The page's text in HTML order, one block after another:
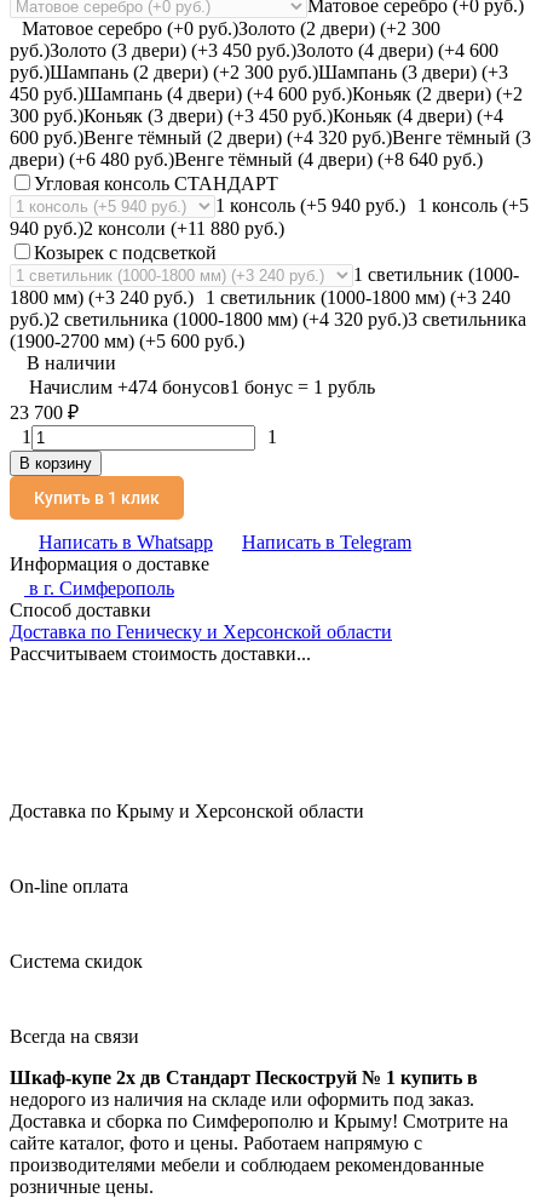
Матовое серебро (+0 руб.)
Матовое серебро (+0 руб.)Золото (2 двери) (+2 300
руб.)Золото (3 двери) (+3 450 руб.)Золото (4 двери) (+4 600
руб.)Шампань (2 двери) (+2 300 руб.)Шампань (3 двери) (+3
450 руб.)Шампань (4 двери) (+4 600 руб.)Коньяк (2 двери) (+2
300 руб.)Коньяк (3 двери) (+3 450 руб.)Коньяк (4 двери) (+4
600 руб.)Венге тёмный (2 двери) (+4 320 руб.)Венге тёмный (3
двери) (+6 480 руб.)Венге тёмный (4 двери) (+8 640 руб.)
Угловая консоль СТАНДАРТ
1 консоль (+5 940 руб.)
1 консоль (+5
940 руб.)2 консоли (+11 880 руб.)
Козырек с подсветкой
1 светильник (1000-
1800 мм) (+3 240 руб.)
1 светильник (1000-1800 мм) (+3 240
руб.)2 светильника (1000-1800 мм) (+4 320 руб.)3 светильника
(1900-2700 мм) (+5 600 руб.)
В наличии
Начислим +474 бонусов1 бонус = 1 рубль
23 700 ₽
1
1
В корзину
Купить в 1 клик
Написать в Whatsapp
Написать в Telegram
Информация о доставке
в г. Симферополь
Способ доставки
Доставка по Геническу и Херсонской области
Рассчитываем стоимость доставки...
Доставка по Крыму и Херсонской области
On-line оплата
Система скидок
Всегда на связи
Шкаф-купе 2х дв Стандарт Пескоструй № 1 купить в
недорого из наличия на складе или оформить под заказ.
Доставка и сборка по Симферополю и Крыму! Смотрите на
сайте каталог, фото и цены. Работаем напрямую с
производителями мебели и соблюдаем рекомендованные
розничные цены.